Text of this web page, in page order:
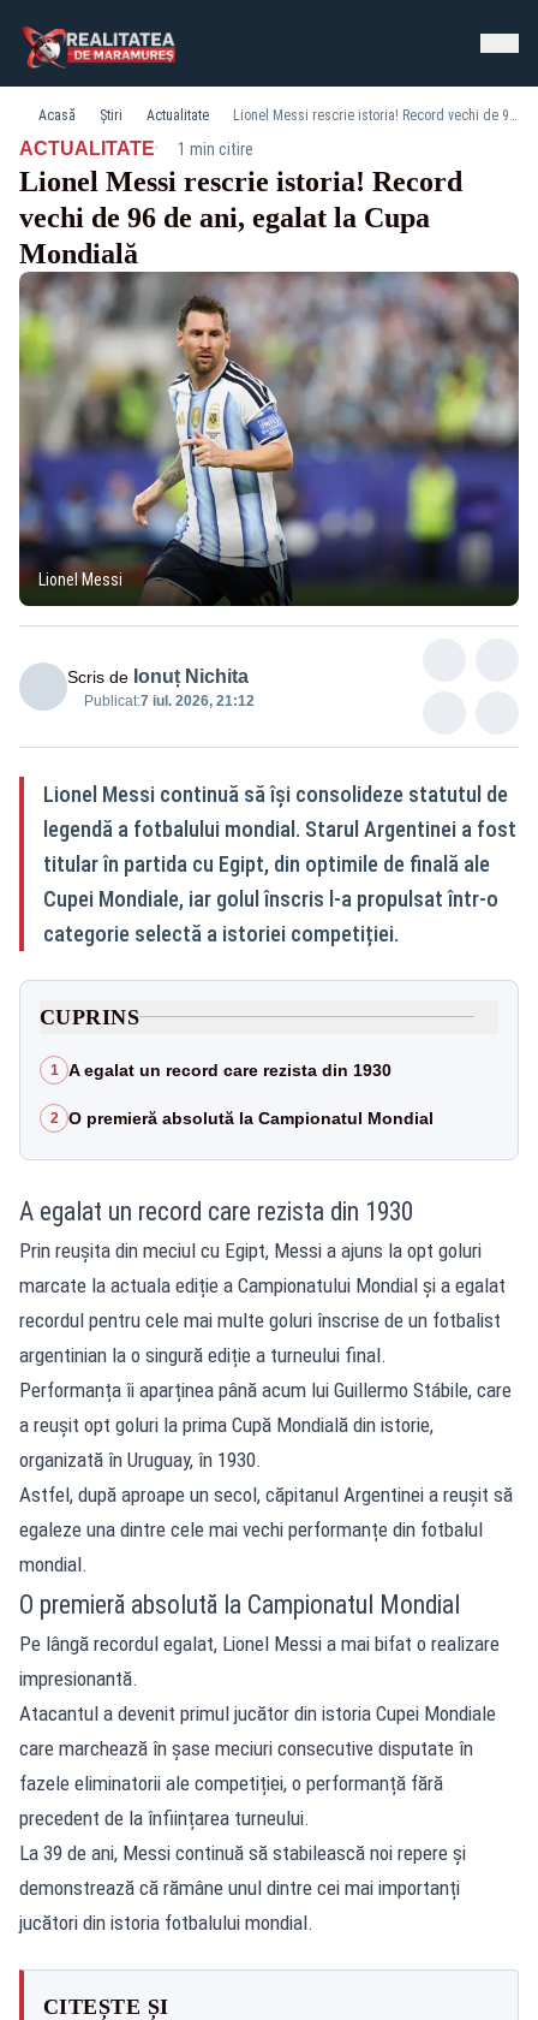
Acasă Știri Actualitate Lionel Messi rescrie istoria! Record vechi de 96 de ani, egalat la Cupa Mondială
ACTUALITATE· 1 min citire
Lionel Messi rescrie istoria! Record
vechi de 96 de ani, egalat la Cupa
Mondială
Lionel Messi
Scris de Ionuț Nichita
Publicat:7 iul. 2026, 21:12
Lionel Messi continuă să își consolideze statutul de
legendă a fotbalului mondial. Starul Argentinei a fost
titular în partida cu Egipt, din optimile de finală ale
Cupei Mondiale, iar golul înscris l-a propulsat într-o
categorie selectă a istoriei competiției.
CUPRINS
1 A egalat un record care rezista din 1930
2 O premieră absolută la Campionatul Mondial
A egalat un record care rezista din 1930
Prin reușita din meciul cu Egipt, Messi a ajuns la opt goluri
marcate la actuala ediție a Campionatului Mondial și a egalat
recordul pentru cele mai multe goluri înscrise de un fotbalist
argentinian la o singură ediție a turneului final.
Performanța îi aparținea până acum lui Guillermo Stábile, care
a reușit opt goluri la prima Cupă Mondială din istorie,
organizată în Uruguay, în 1930.
Astfel, după aproape un secol, căpitanul Argentinei a reușit să
egaleze una dintre cele mai vechi performanțe din fotbalul
mondial.
O premieră absolută la Campionatul Mondial
Pe lângă recordul egalat, Lionel Messi a mai bifat o realizare
impresionantă.
Atacantul a devenit primul jucător din istoria Cupei Mondiale
care marchează în șase meciuri consecutive disputate în
fazele eliminatorii ale competiției, o performanță fără
precedent de la înființarea turneului.
La 39 de ani, Messi continuă să stabilească noi repere și
demonstrează că rămâne unul dintre cei mai importanți
jucători din istoria fotbalului mondial.
CITEȘTE ȘI